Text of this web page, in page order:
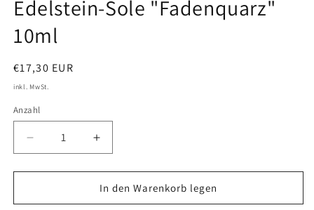
öffnen
Edelstein-Sole "Fadenquarz"
10ml
Normaler
Preis
€17,30 EUR
inkl. MwSt.
Anzahl
Verringere
die
Menge
Edelstein-
Erhöhe
die
Menge
für
Edelstein-
In den Warenkorb legen